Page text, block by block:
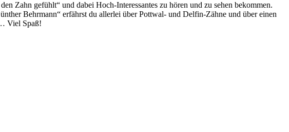
Zahn gefühlt“ und dabei Hoch-Interessantes zu hören und zu sehen bekommen.
Behrmann“ erfährst du allerlei über Pottwal- und Delfin-Zähne und über einen
Viel Spaß!